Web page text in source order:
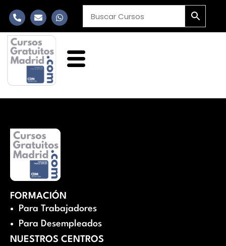
FORMACIÓN
Para Trabajadores
Para Desempleados
NUESTROS CENTROS